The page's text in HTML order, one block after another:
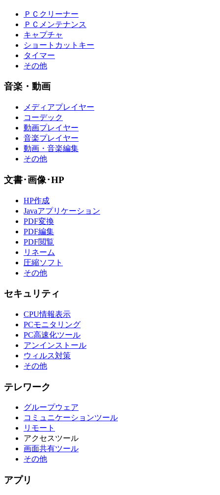
ＰＣクリーナー
ＰＣメンテナンス
キャプチャ
ショートカットキー
タイマー
その他
音楽・動画
メディアプレイヤー
コーデック
動画プレイヤー
音楽プレイヤー
動画・音楽編集
その他
文書･画像･HP
HP作成
Javaアプリケーション
PDF変換
PDF編集
PDF閲覧
リネーム
圧縮ソフト
その他
セキュリティ
CPU情報表示
PCモニタリング
PC高速化ツール
アンインストール
ウィルス対策
その他
テレワーク
グループウェア
コミュニケーションツール
リモート
アクセスツール
画面共有ツール
その他
アプリ